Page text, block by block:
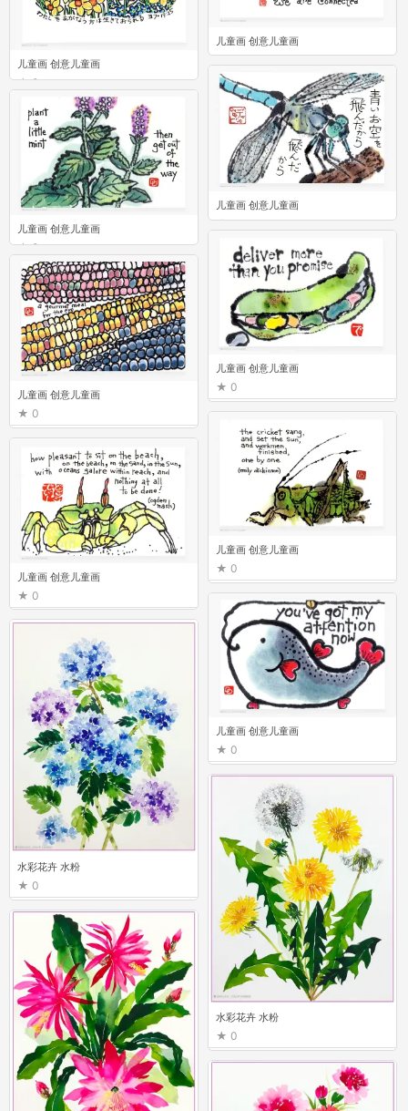
儿童画 创意儿童画
0
儿童画 创意儿童画
0
儿童画 创意儿童画
0
儿童画 创意儿童画
0
儿童画 创意儿童画
0
儿童画 创意儿童画
0
水彩花卉 水粉
0
水彩花卉 水粉
0
儿童画 创意儿童画
0
儿童画 创意儿童画
0
儿童画 创意儿童画
0